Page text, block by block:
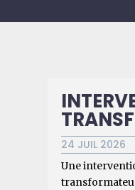
24 JUIL 2026
Une